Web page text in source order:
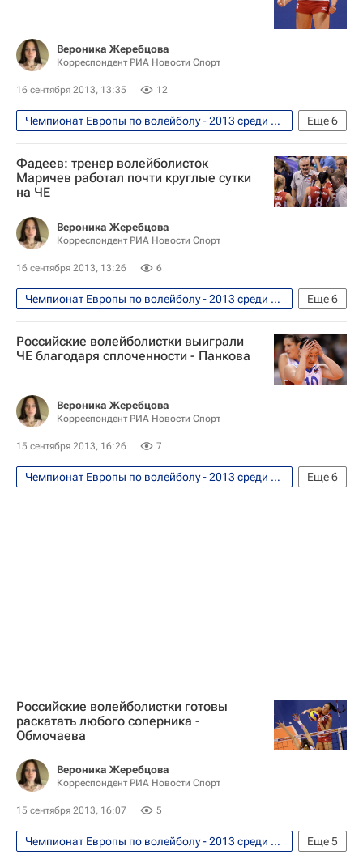
Вероника Жеребцова
Корреспондент РИА Новости Спорт
16 сентября 2013, 13:35 12
Еще6
Чемпионат Европы по волейболу - 2013 среди женских сборных. 6 - 14 сентября
Волейбол
Мультимедийный спортивный пакет
Германия (ж)
Россия (ж)
Татьяна Кошелева
Фадеев: тренер волейболисток
Маричев работал почти круглые сутки
на ЧЕ
Вероника Жеребцова
Корреспондент РИА Новости Спорт
16 сентября 2013, 13:26 6
Еще6
Чемпионат Европы по волейболу - 2013 среди женских сборных. 6 - 14 сентября
Волейбол
Юрий Маричев
Владислав Фадеев
Германия (ж)
Россия (ж)
Российские волейболистки выиграли
ЧЕ благодаря сплоченности - Панкова
Вероника Жеребцова
Корреспондент РИА Новости Спорт
15 сентября 2013, 16:26 7
Еще6
Чемпионат Европы по волейболу - 2013 среди женских сборных. 6 - 14 сентября
Волейбол
Юрий Маричев
Российские волейболистки готовы
раскатать любого соперника -
Обмочаева
Вероника Жеребцова
Корреспондент РИА Новости Спорт
15 сентября 2013, 16:07 5
Еще5
Чемпионат Европы по волейболу - 2013 среди женских сборных. 6 - 14 сентября